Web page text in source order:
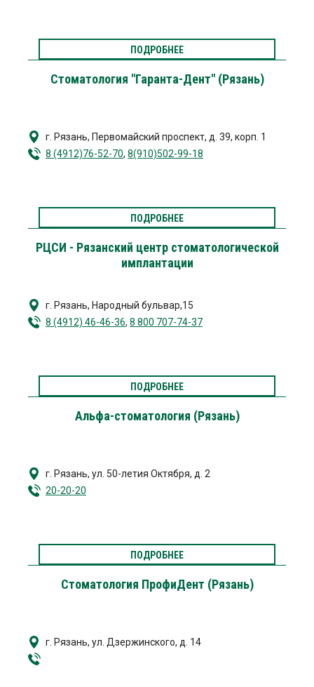
ПОДРОБНЕЕ
Стоматология "Гаранта-Дент" (Рязань)
г. Рязань, Первомайский проспект, д. 39, корп. 1
8 (4912)76-52-70, 8(910)502-99-18
ПОДРОБНЕЕ
РЦСИ - Рязанский центр стоматологической
имплантации
г. Рязань, Народный бульвар,15
8 (4912) 46-46-36, 8 800 707-74-37
ПОДРОБНЕЕ
Альфа-стоматология (Рязань)
г. Рязань, ул. 50-летия Октября, д. 2
20-20-20
ПОДРОБНЕЕ
Стоматология ПрофиДент (Рязань)
г. Рязань, ул. Дзержинского, д. 14